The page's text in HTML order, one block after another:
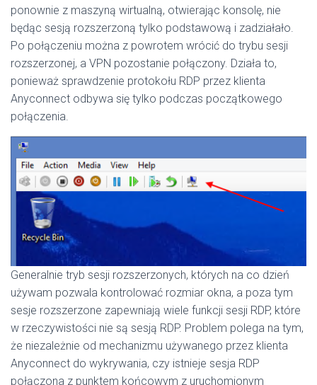
ponownie z maszyną wirtualną, otwierając konsolę, nie
będąc sesją rozszerzoną tylko podstawową i zadziałało.
Po połączeniu można z powrotem wrócić do trybu sesji
rozszerzonej, a VPN pozostanie połączony. Działa to,
ponieważ sprawdzenie protokołu RDP przez klienta
Anyconnect odbywa się tylko podczas początkowego
połączenia.
Generalnie tryb sesji rozszerzonych, których na co dzień
używam pozwala kontrolować rozmiar okna, a poza tym
sesje rozszerzone zapewniają wiele funkcji sesji RDP, które
w rzeczywistości nie są sesją RDP. Problem polega na tym,
że niezależnie od mechanizmu używanego przez klienta
Anyconnect do wykrywania, czy istnieje sesja RDP
połączona z punktem końcowym z uruchomionym